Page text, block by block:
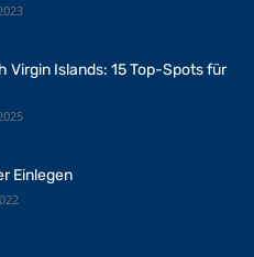
Virgin Islands: 15 Top-Spots für
Einlegen